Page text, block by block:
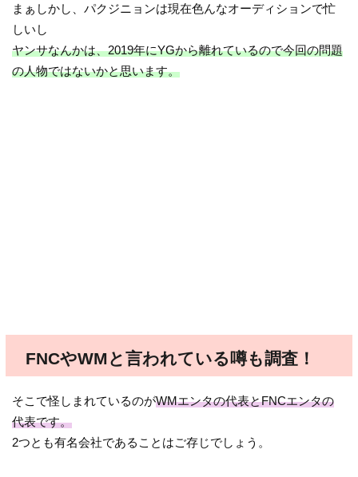
まぁしかし、パクジニョンは現在色んなオーディションで忙
しいし
ヤンサなんかは、2019年にYGから離れているので今回の問題
の人物ではないかと思います。
FNCやWMと言われている噂も調査！
そこで怪しまれているのがWMエンタの代表とFNCエンタの
代表です。
2つとも有名会社であることはご存じでしょう。